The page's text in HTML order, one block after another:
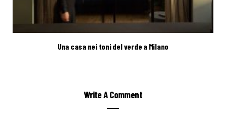
Una casa nei toni del verde a Milano
Write A Comment